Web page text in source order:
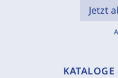
Jetzt